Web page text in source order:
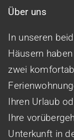
Über uns
In unseren
Häusern
zwei
Ihren Urlaub
Ihre
Unterkunft in